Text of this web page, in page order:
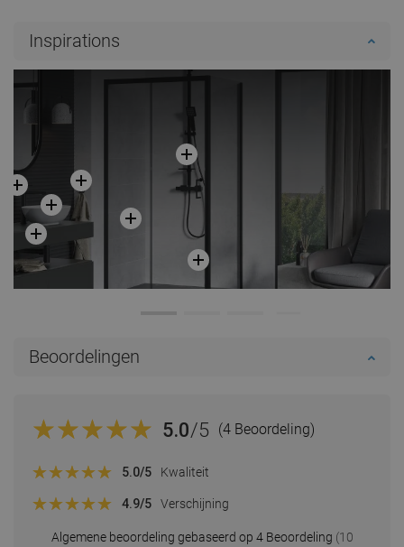
Inspirations
Beoordelingen
5.0/5 (4 Beoordeling)
Algemene beoordeling gebaseerd op 4 Beoordeling (10
5.0/5 Kwaliteit
4.9/5 Verschijning